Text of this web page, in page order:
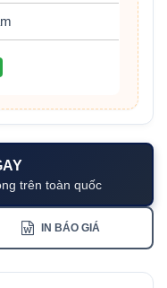
trên toàn quốc
IN BÁO GIÁ